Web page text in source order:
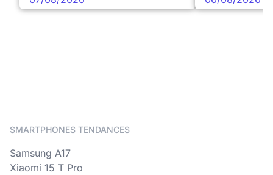
SMARTPHONES TENDANCES
Samsung A17
Xiaomi 15 T Pro